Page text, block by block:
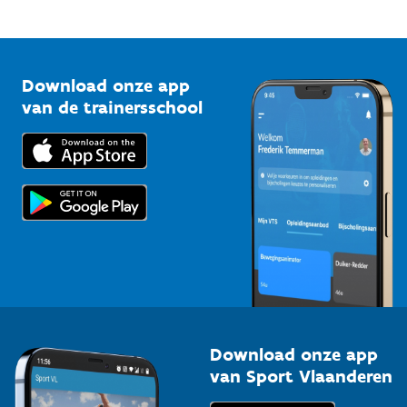
Bedrijven
Trainers en begeleiders
Topsporters
Vlaamse Trainersschool
Kennisplatform
Downloads
Voor de pers
Download onze app
van de trainersschool
Download onze app
van Sport Vlaanderen